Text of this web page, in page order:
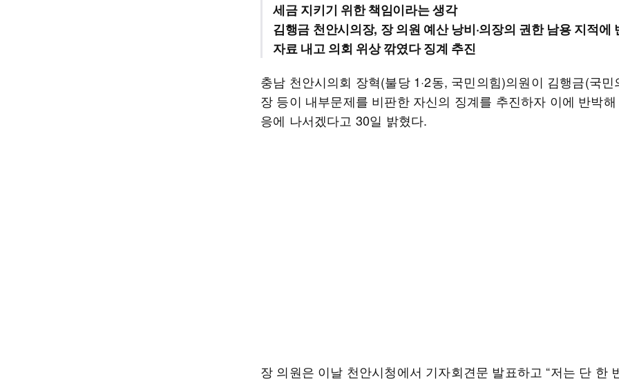
세금 지키기 위한 책임이라는 생각
김행금 천안시의장, 장 의원 예산 낭비·의장의 권한 남용 지적에
자료 내고 의회 위상 깎였다 징계 추진
충남 천안시의회 장혁(불당 1·2동, 국민의힘)의원이 김행금(국민
장 등이 내부문제를 비판한 자신의 징계를 추진하자 이에 반박
응에 나서겠다고 30일 밝혔다.
장 의원은 이날 천안시청에서 기자회견문 발표하고 “저는 단 한